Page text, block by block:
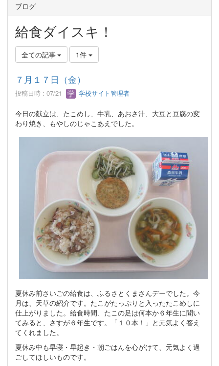
ブログ
給食ダイスキ！
全ての記事 1件
７月１７日（金）
投稿日時 : 07/21 学校サイト管理者
今日の献立は、たこめし、牛乳、あおさ汁、大豆と豆腐の変
わり焼き、もやしのじゃこあえでした。
夏休み前さいごの給食は、ふるさとくまさんデーでした。今
月は、天草の紹介です。たこがたっぷりと入ったたこめしに
仕上がりました。給食時間、たこの足は何本か６年生に聞い
てみると、さすが６年生です。「１０本！」と元気よく答え
てくれました。
夏休み中も早寝・早起き・朝ごはんを心がけて、元気よく過
ごしてほしいものです。